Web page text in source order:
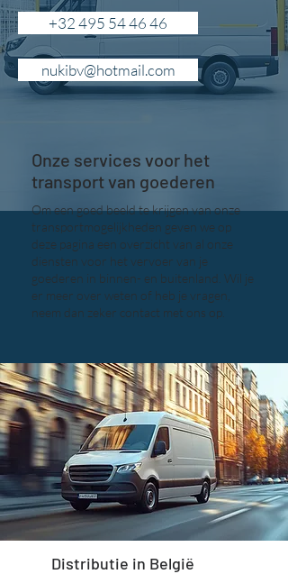
+32 495 54 46 46
nukibv@hotmail.com
Onze services voor het
transport van goederen
Om een goed beeld te krijgen van onze
transportmogelijkheden geven we op
deze pagina een overzicht van al onze
diensten voor het vervoer van je
goederen in binnen- en buitenland. Wil je
er meer over weten of heb je vragen,
neem dan zeker contact met ons op.
Distributie in België